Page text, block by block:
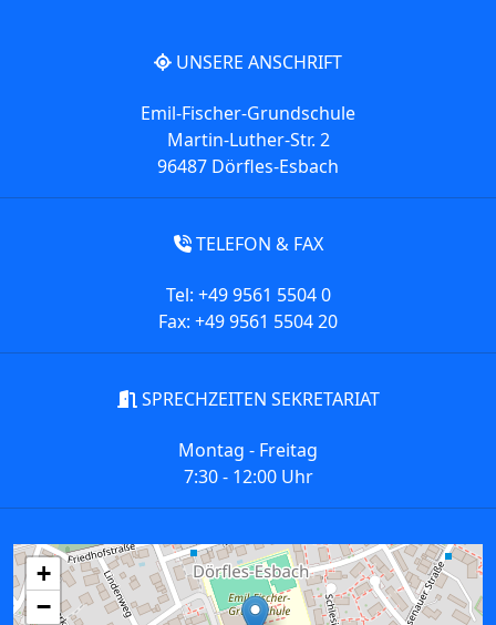
UNSERE ANSCHRIFT
Emil-Fischer-Grundschule
Martin-Luther-Str. 2
96487 Dörfles-Esbach
TELEFON & FAX
Tel: +49 9561 5504 0
Fax: +49 9561 5504 20
SPRECHZEITEN SEKRETARIAT
Montag - Freitag
7:30 - 12:00 Uhr
+
−